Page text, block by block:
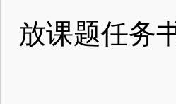
放课题任务